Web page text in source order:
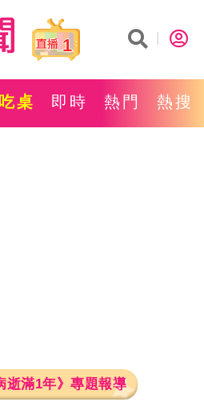
1
桌 即時 熱門 熱搜
逝滿1年》專題報導